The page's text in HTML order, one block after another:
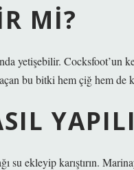
MI?
yetişebilir. Cocksfoot’un
bu bitki hem çiğ hem
ekleyip karıştırın.